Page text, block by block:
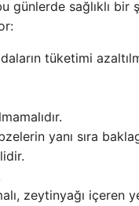
günlerde sağlıklı
tüketimi
yanı sıra
zeytinyağı içeren